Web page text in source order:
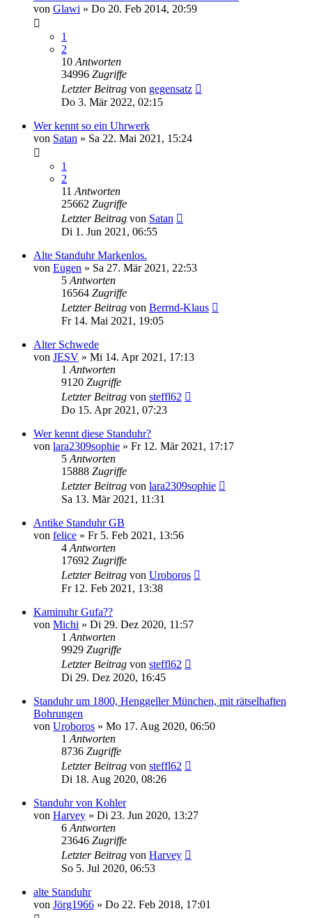
von Glawi » Do 20. Feb 2014, 20:59
1
2
10 Antworten
34996 Zugriffe
Letzter Beitrag von gegensatz
Do 3. Mär 2022, 02:15
Wer kennt so ein Uhrwerk
von Satan » Sa 22. Mai 2021, 15:24
1
2
11 Antworten
25662 Zugriffe
Letzter Beitrag von Satan
Di 1. Jun 2021, 06:55
Alte Standuhr Markenlos.
von Eugen » Sa 27. Mär 2021, 22:53
5 Antworten
16564 Zugriffe
Letzter Beitrag von Berrnd-Klaus
Fr 14. Mai 2021, 19:05
Alter Schwede
von JESV » Mi 14. Apr 2021, 17:13
1 Antworten
9120 Zugriffe
Letzter Beitrag von steffl62
Do 15. Apr 2021, 07:23
Wer kennt diese Standuhr?
von lara2309sophie » Fr 12. Mär 2021, 17:17
5 Antworten
15888 Zugriffe
Letzter Beitrag von lara2309sophie
Sa 13. Mär 2021, 11:31
Antike Standuhr GB
von felice » Fr 5. Feb 2021, 13:56
4 Antworten
17692 Zugriffe
Letzter Beitrag von Uroboros
Fr 12. Feb 2021, 13:38
Kaminuhr Gufa??
von Michi » Di 29. Dez 2020, 11:57
1 Antworten
9929 Zugriffe
Letzter Beitrag von steffl62
Di 29. Dez 2020, 16:45
Standuhr um 1800, Henggeller München, mit rätselhaften
Bohrungen
von Uroboros » Mo 17. Aug 2020, 06:50
1 Antworten
8736 Zugriffe
Letzter Beitrag von steffl62
Di 18. Aug 2020, 08:26
Standuhr von Kohler
von Harvey » Di 23. Jun 2020, 13:27
6 Antworten
23646 Zugriffe
Letzter Beitrag von Harvey
So 5. Jul 2020, 06:53
alte Standuhr
von Jörg1966 » Do 22. Feb 2018, 17:01